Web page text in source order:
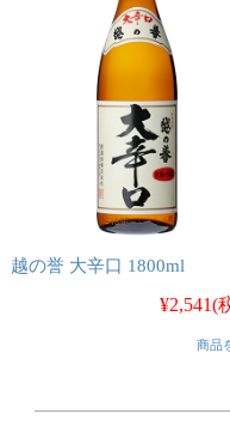
越の誉 大辛口 1800ml
¥2,541(
商品